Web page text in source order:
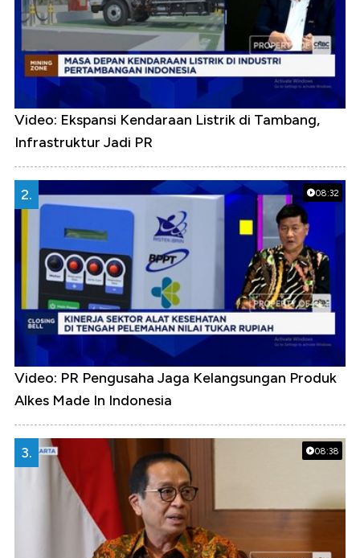
Video: Ekspansi Kendaraan Listrik di Tambang,
Infrastruktur Jadi PR
08:32
2.
Video: PR Pengusaha Jaga Kelangsungan Produk
Alkes Made In Indonesia
08:38
3.